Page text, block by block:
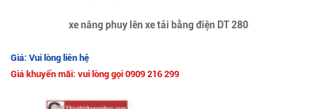
xe nâng phuy lên xe tải bằng điện DT 280
Giá: Vui lòng liên hệ
Giá khuyến mãi: vui lòng gọi 0909 216 299